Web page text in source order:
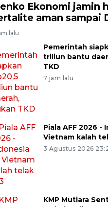
Ekonomi jamin
aman sampai
lalu
Pemerintah
triliun bantu
TKD
7 jam lalu
Piala AFF 2026 -
Vietnam kalah
3 Agustus 2026
KMP Mutiara